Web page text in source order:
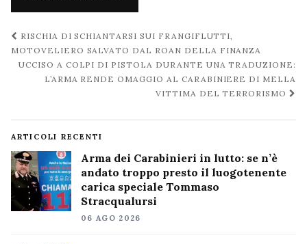
Navigazione
post
RISCHIA DI SCHIANTARSI SUI FRANGIFLUTTI,
MOTOVELIERO SALVATO DAL ROAN DELLA FINANZA
UCCISO A COLPI DI PISTOLA DURANTE UNA TRADUZIONE:
L’ARMA RENDE OMAGGIO AL CARABINIERE DI MELLA
VITTIMA DEL TERRORISMO
ARTICOLI RECENTI
Arma dei Carabinieri in lutto: se n’è
andato troppo presto il luogotenente
carica speciale Tommaso
Stracqualursi
06 AGO 2026